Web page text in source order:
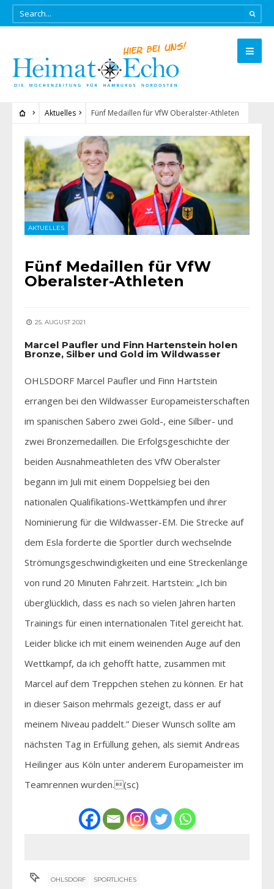
Aktuelles Fünf Medaillen für VfW Oberalster-Athleten
AKTUELLES
Fünf Medaillen für VfW
Oberalster-Athleten
25. AUGUST 2021
Marcel Paufler und Finn Hartenstein holen
Bronze, Silber und Gold im Wildwasser
OHLSDORF Marcel Paufler und Finn Hartstein
errangen bei den Wildwasser Europameisterschaften
im spanischen Sabero zwei Gold-, eine Silber- und
zwei Bronzemedaillen. Die Erfolgsgeschichte der
beiden Ausnahmeathleten des VfW Oberalster
begann im Juli mit einem Doppelsieg bei den
nationalen Qualifikations-Wettkämpfen und ihrer
Nominierung für die Wildwasser-EM. Die Strecke auf
dem Esla forderte die Sportler durch wechselnde
Strömungsgeschwindigkeiten und eine Streckenlänge
von rund 20 Minuten Fahrzeit. Hartstein: „Ich bin
überglücklich, dass es nach so vielen Jahren harten
Trainings für einen internationalen Titel gereicht hat.
Leider blicke ich mit einem weinenden Auge auf den
Wettkampf, da ich gehofft hatte, zusammen mit
Marcel auf dem Treppchen stehen zu können. Er hat
in dieser Saison mehrmals gezeigt, dass er auf
meinem Niveau paddelt.” Dieser Wunsch sollte am
nächsten Tag in Erfüllung gehen, als siemit Andreas
Heilinger aus Köln unter anderem Europameister im
Teamrennen wurden.(sc)
OHLSDORF SPORTLICHES